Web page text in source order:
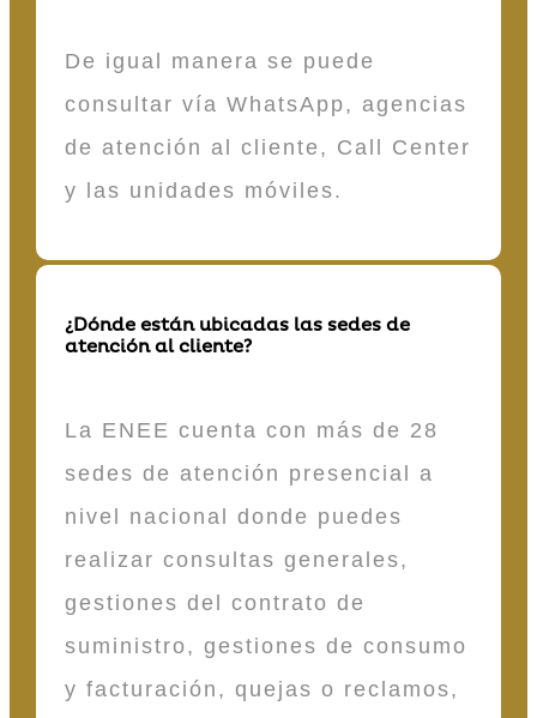
De igual manera se puede
consultar vía WhatsApp, agencias
de atención al cliente, Call Center
y las unidades móviles.
¿Dónde están ubicadas las sedes de
atención al cliente?
La ENEE cuenta con más de 28
sedes de atención presencial a
nivel nacional donde puedes
realizar consultas generales,
gestiones del contrato de
suministro, gestiones de consumo
y facturación, quejas o reclamos,